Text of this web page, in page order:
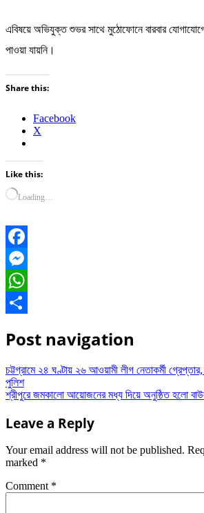
এবিষয়ে অভিযুক্ত শুভর সাথে মুঠোফোনে বারবার
পাওয়া যায়নি।
Share this:
Facebook
X
Like this:
Loading…
Facebook
Messenger
WhatsApp
Post navigation
চট্টগ্রামে ২৪ ঘণ্টায় ২৬ আওয়ামী লীগ নেতাকর্মী
পুলিশ
শ্রীপুরে জমকালো আয়োজনের মধ্য দিয়ে অনুষ্ঠিত হলো
Leave a Reply
Your email address will not be published.
marked *
Comment *